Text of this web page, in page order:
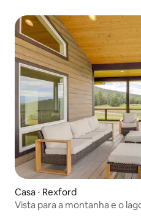
Casa ⋅ Rexford
Vista para a montanha e o